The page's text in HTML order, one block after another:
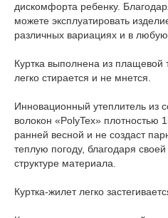
дискомфорта ребенку.
можете эксплуатировать
различных вариациях и в любую
Куртка выполнена из плащевой
легко стирается и не мнется.
Инновационный утеплитель из
волокон «PolyTex» плотностью
ранней весной и не создаст
теплую погоду, благодаря своей
структуре материала.
Куртка-жилет легко